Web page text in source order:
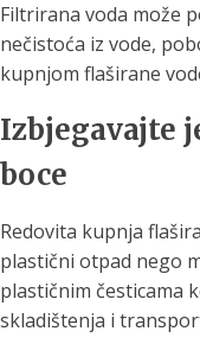
Filtrirana voda može
nečistoća iz vode,
kupnjom flaširane
Izbjegavajte
boce
Redovita kupnja
plastični otpad nego
plastičnim česticama
skladištenja i